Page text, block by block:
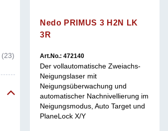
(23)
Nedo PRIMUS 3 H2N LK
3R
Art.No.: 472140
Der vollautomatische Zweiachs-
Neigungslaser mit
Neigungsüberwachung und
automatischer Nachnivellierung im
Neigungsmodus, Auto Target und
PlaneLock X/Y